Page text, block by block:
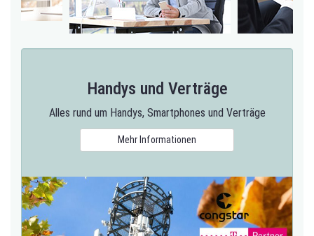
Handys und Verträge
Alles rund um Handys, Smartphones und Verträge
Mehr Informationen